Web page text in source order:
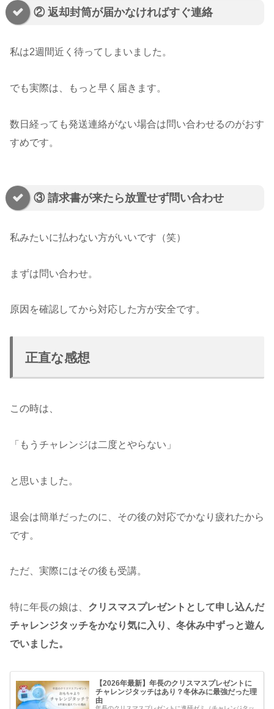
② 返却封筒が届かなければすぐ連絡
私は2週間近く待ってしまいました。
でも実際は、もっと早く届きます。
数日経っても発送連絡がない場合は問い合わせるのがおす
すめです。
③ 請求書が来たら放置せず問い合わせ
私みたいに払わない方がいいです（笑）
まずは問い合わせ。
原因を確認してから対応した方が安全です。
正直な感想
この時は、
「もうチャレンジは二度とやらない」
と思いました。
退会は簡単だったのに、その後の対応でかなり疲れたから
です。
ただ、実際にはその後も受講。
特に年長の娘は、 クリスマスプレゼントとして申し込んだ
チャレンジタッチをかなり気に入り、冬休み中ずっと遊ん
でいました。
【2026年最新】年長のクリスマスプレゼントに
チャレンジタッチはあり？冬休みに最強だった理
由